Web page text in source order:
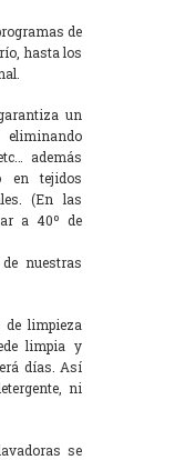
de
hasta los
un
además
en tejidos
(En las
a 40º de
nuestras
de limpieza
limpia y
días. Así
ni
se